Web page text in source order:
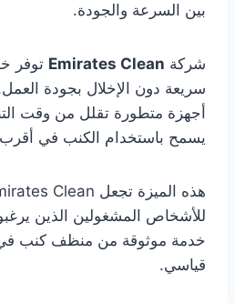
بين السرعة والجودة.
شركة Emirates Clean توفر
سريعة دون الإخلال بجودة
أجهزة متطورة تقلل من وقت
يسمح باستخدام الكنب في
للأشخاص المشغولين الذين
خدمة موثوقة من منظف كنب
قياسي.